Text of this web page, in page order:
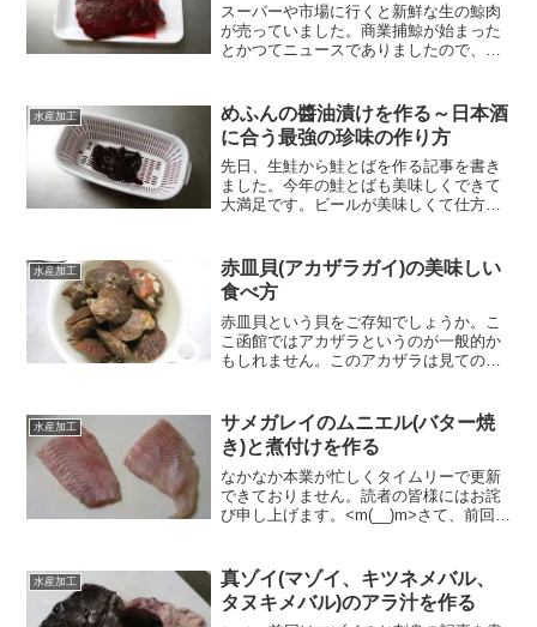
スーパーや市場に行くと新鮮な生の鯨肉
が売っていました。商業捕鯨が始まった
とかつてニュースでありましたので、そ
が、今回はオーソドックスな赤身をお刺
身にしていただこうと思い購...
水産加工
めふんの醬油漬けを作る～日本酒
に合う最強の珍味の作り方
先日、生鮭から鮭とばを作る記事を書き
ました。今年の鮭とばも美味しくできて
大満足です。ビールが美味しくて仕方あ
高。どんどん酎ハイが無くなります。と
いうわけで、今回が酒のつ...
水産加工
赤皿貝(アカザラガイ)の美味しい
食べ方
赤皿貝という貝をご存知でしょうか。こ
こ函館ではアカザラというのが一般的か
もしれません。このアカザラは見ての通
になります。↓ ↓ ババノテのお刺身
('ω')このアカザ...
水産加工
サメガレイのムニエル(バター焼
き)と煮付けを作る
なかなか本業が忙しくタイムリーで更新
できておりません。読者の皆様にはお詫
び申し上げます。<m(__)m>さて、前回も
れをムニエル(バター焼き)と煮付けにして
いきたいと思...
水産加工
真ゾイ(マゾイ、キツネメバル、
タヌキメバル)のアラ汁を作る